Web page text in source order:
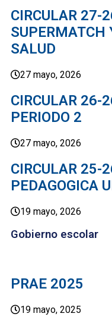
CIRCULAR 27-
SUPERMATCH
SALUD
27 mayo, 2026
CIRCULAR 26-
PERIODO 2
27 mayo, 2026
CIRCULAR 25-
PEDAGOGICA
19 mayo, 2026
Gobierno escolar
PRAE 2025
19 mayo, 2025